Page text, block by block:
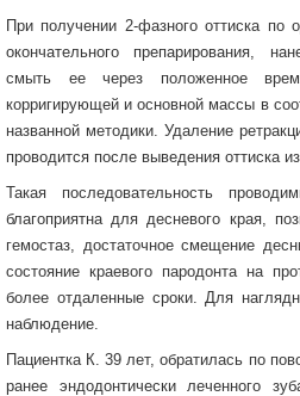
При получении 2-фазного оттиска по
окончательного препарирования,
смыть ее через положенное
корригирующей и основной массы в
названной методики. Удаление
проводится после выведения оттиска из
Такая последовательность
благоприятна для десневого края,
гемостаз, достаточное смещение
состояние краевого пародонта на
более отдаленные сроки. Для
наблюдение.
Пациентка К. 39 лет, обратилась по
ранее эндодонтически леченного